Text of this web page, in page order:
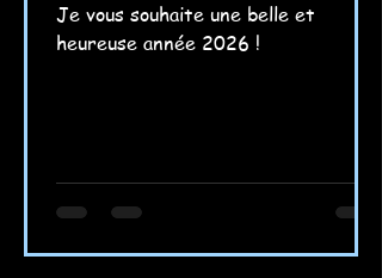
Je vous souhaite une belle et
heureuse année 2026 !